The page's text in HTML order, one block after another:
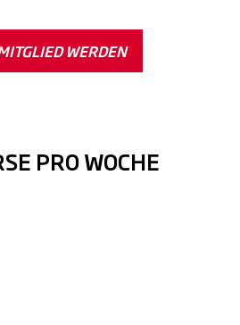
WERDEN
PRO WOCHE